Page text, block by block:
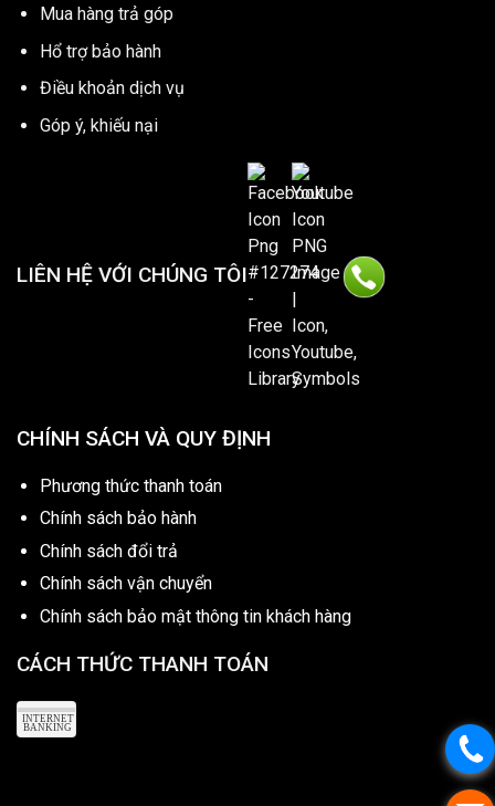
Mua hàng trả góp
Hổ trợ bảo hành
Điều khoản dịch vụ
Góp ý, khiếu nại
LIÊN HỆ VỚI CHÚNG TÔI
CHÍNH SÁCH VÀ QUY ĐỊNH
Phương thức thanh toán
Chính sách bảo hành
Chính sách đổi trả
Chính sách vận chuyển
Chính sách bảo mật thông tin khách hàng
CÁCH THỨC THANH TOÁN